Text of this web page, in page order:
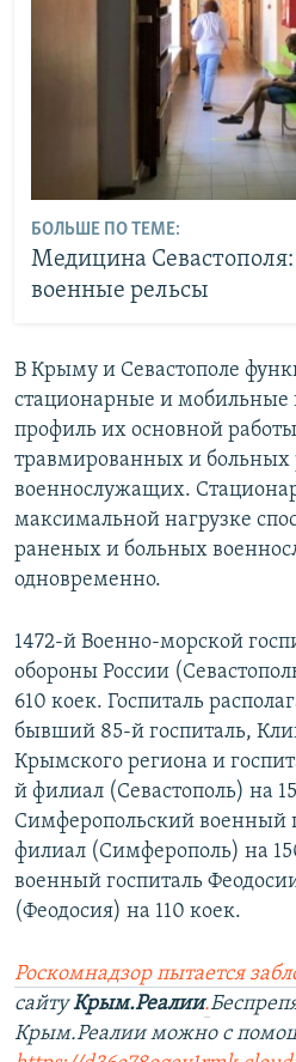
БОЛЬШЕ ПО ТЕМЕ:
Медицина Севастополя:
военные рельсы
В Крыму и Севастополе
стационарные и мобильные
профиль их основной
травмированных и больных
военнослужащих.
максимальной нагрузке
раненых и больных
одновременно.
1472-й Военно-морской
обороны России
610 коек. Госпиталь
бывший 85-й госпиталь,
Крымского региона и
й филиал (Севастополь) на
Симферопольский военный
филиал (Симферополь) на
военный госпиталь
(Феодосия) на 110 коек.
Роскомнадзор пытается
сайтуКрым.Реалии.
Крым.Реалии можно с